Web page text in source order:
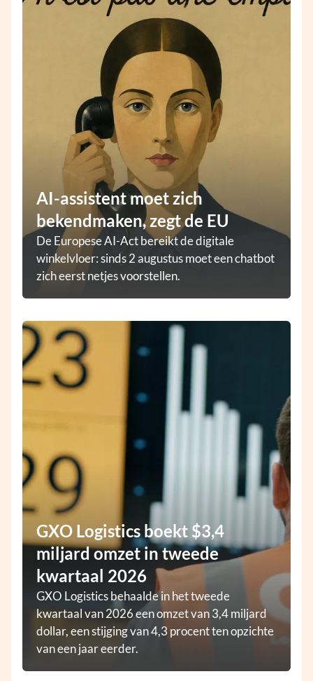
AI-assistent moet zich
bekendmaken, zegt de EU
De Europese AI-Act bereikt de digitale
winkelvloer: sinds 2 augustus moet een chatbot
zich eerst netjes voorstellen.
GXO Logistics boekt $3,4
miljard omzet in tweede
kwartaal 2026
GXO Logistics behaalde in het tweede
kwartaal van 2026 een omzet van 3,4 miljard
dollar, een stijging van 4,3 procent ten opzichte
van een jaar eerder.